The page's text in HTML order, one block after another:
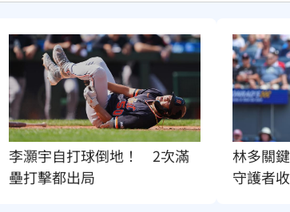
李灝宇自打球倒地！　2次滿
壘打擊都出局
林多關
守護者